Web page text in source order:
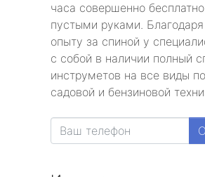
часа совершенно
пустыми руками.
опыту за спиной у
с собой в наличии полный
инструметов на все виды
садовой и бензиновой